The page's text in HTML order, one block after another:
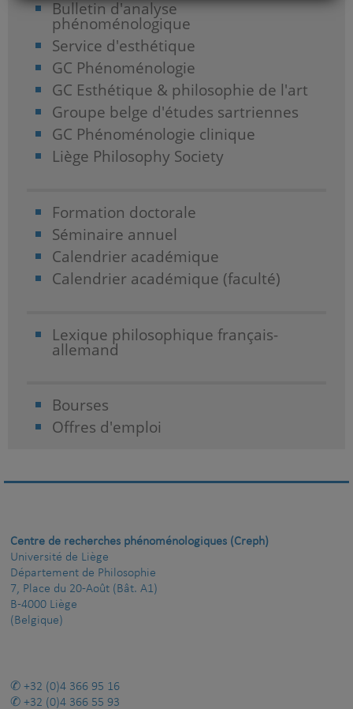
Bulletin d'analyse
phénoménologique
Service d'esthétique
GC Phénoménologie
GC Esthétique & philosophie de l'art
Groupe belge d'études sartriennes
GC Phénoménologie clinique
Liège Philosophy Society
Formation doctorale
Séminaire annuel
Calendrier académique
Calendrier académique (faculté)
Lexique philosophique français-
allemand
Bourses
Offres d'emploi
Centre de recherches phénoménologiques (Creph)
Université de Liège
Département de Philosophie
7, Place du 20-Août (Bât. A1)
B-4000 Liège
(Belgique)
+32 (0)4 366 95 16
+32 (0)4 366 55 93